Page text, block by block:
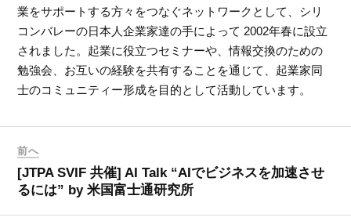
業をサポートする方々をつなぐネットワークとして、シリ
コンバレーの日本人企業家達の手によって 2002年春に設立
されました。起業に役立つセミナーや、情報交換のための
勉強会、お互いの経験を共有することを通じて、起業家同
士のコミュニティー形成を目的として活動しています。
前へ
[JTPA SVIF 共催] AI Talk “AIでビジネスを加速させ
るには” by 米国富士通研究所